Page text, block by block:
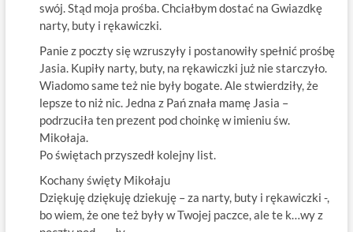
swój. Stąd moja prośba. Chciałbym dostać na Gwiazdkę
narty, buty i rękawiczki.
Panie z poczty się wzruszyły i postanowiły spełnić prośbę
Jasia. Kupiły narty, buty, na rękawiczki już nie starczyło.
Wiadomo same też nie były bogate. Ale stwierdziły, że
lepsze to niż nic. Jedna z Pań znała mamę Jasia –
podrzuciła ten prezent pod choinkę w imieniu św.
Mikołaja.
Po świętach przyszedł kolejny list.
Kochany święty Mikołaju
Dziękuję dziękuję dziekuję – za narty, buty i rękawiczki -,
bo wiem, że one też były w Twojej paczce, ale te k…wy z